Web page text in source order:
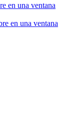
en una ventana
en una ventana